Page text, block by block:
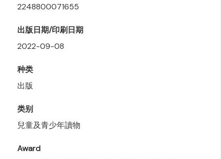
2248800071655
出版日期/印刷日期
2022-09-08
种类
出版
类别
兒童及青少年讀物
Award